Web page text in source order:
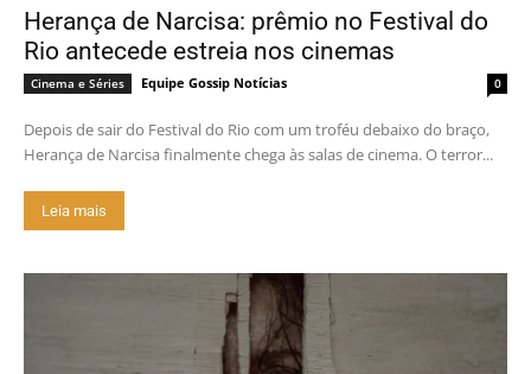
Herança de Narcisa: prêmio no Festival do
Rio antecede estreia nos cinemas
Cinema e Séries Equipe Gossip Notícias 0
Depois de sair do Festival do Rio com um troféu debaixo do braço,
Herança de Narcisa finalmente chega às salas de cinema. O terror...
Leia mais